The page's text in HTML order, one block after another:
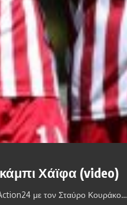
Χάϊφα (video)
με τον Σταύρο Κουράκο…